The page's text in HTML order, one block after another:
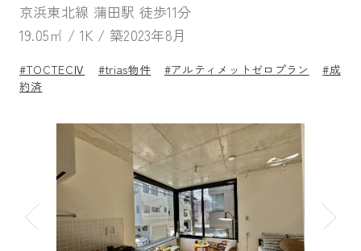
京浜東北線 蒲田駅 徒歩11分
19.05㎡ / 1K / 築2023年8月
#TOCTECⅣ #trias物件 #アルティメットゼロプラン
#成
約済